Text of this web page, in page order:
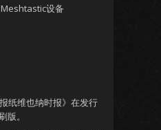
设备
报纸维也纳时报》在发行
版。